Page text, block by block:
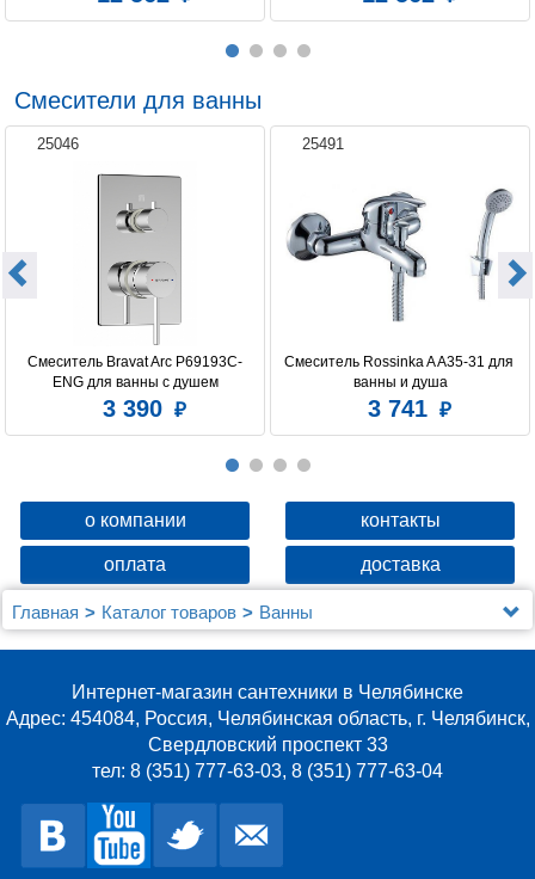
Смесители для ванны
25046
Смеситель Bravat Arc P69193C-
ENG для ванны с душем
3 390
25491
Смеситель Rossinka A A35-31 для
ванны и душа
3 741
о компании контакты
оплата доставка
Главная Каталог товаров
Ванны
Из искусственного камня
170x85Интернет-магазин сантехники в Челябинске
Адрес: 454084, Россия, Челябинская область, г. Челябинск,
Свердловский проспект 33
тел: 8 (351) 777-63-03, 8 (351) 777-63-04